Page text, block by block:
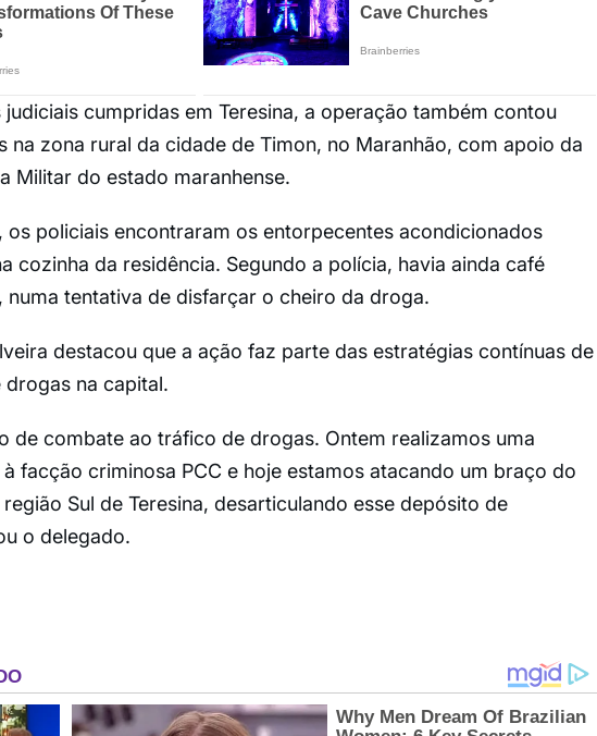
cumpridas em Teresina, a operação também contou
na zona rural da cidade de Timon, no Maranhão, com apoio da
Militar do estado maranhense.
os policiais encontraram os entorpecentes acondicionados
cozinha da residência. Segundo a polícia, havia ainda café
numa tentativa de disfarçar o cheiro da droga.
destacou que a ação faz parte das estratégias contínuas de
na capital.
de combate ao tráfico de drogas. Ontem realizamos uma
facção criminosa PCC e hoje estamos atacando um braço do
Sul de Teresina, desarticulando esse depósito de
o delegado.